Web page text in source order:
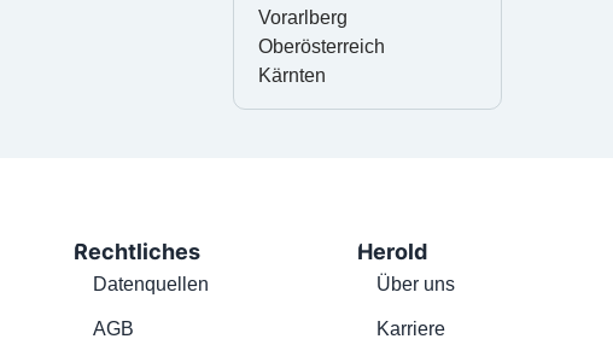
Vorarlberg
Oberösterreich
Kärnten
Rechtliches
Datenquellen
AGB
Herold
Über uns
Karriere